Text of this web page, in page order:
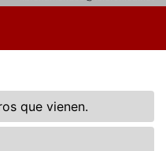
que vienen.